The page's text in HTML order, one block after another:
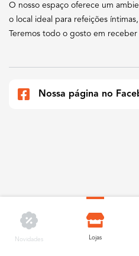
O nosso espaço oferece um
o local ideal para refeições
Teremos todo o gosto em receber
Nossa página no
Novidades Lojas